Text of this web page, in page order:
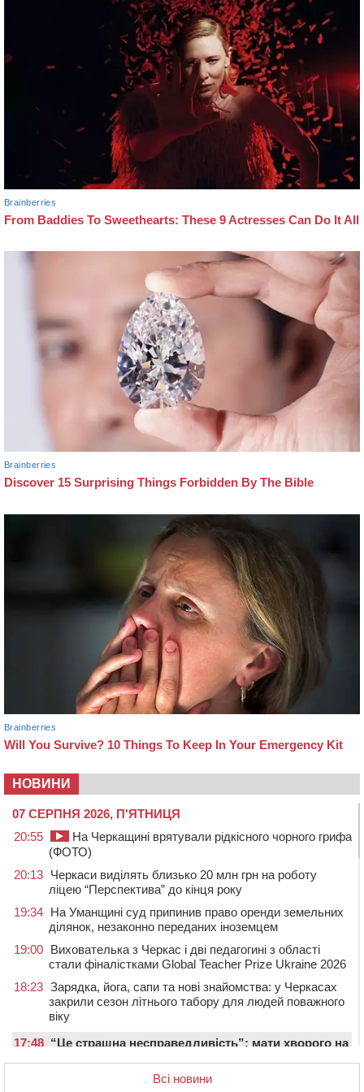
НОВИНИ
07 СЕРПНЯ 2026, П'ЯТНИЦЯ
20:55
На Черкащині врятували рідкісного чорного грифа
(ФОТО)
20:13 Черкаси виділять близько 20 млн грн на роботу
ліцею “Перспектива” до кінця року
19:34 На Уманщині суд припинив право оренди земельних
ділянок, незаконно переданих іноземцем
19:00 Вихователька з Черкас і дві педагогині з області
стали фіналістками Global Teacher Prize Ukraine 2026
18:23 Зарядка, йога, сапи та нові знайомства: у Черкасах
закрили сезон літнього табору для людей поважного
віку
17:48 “Це страшна несправедливість”: мати хворого на
ОВА виділити кошти на дороговартісні ліки
Всі новини